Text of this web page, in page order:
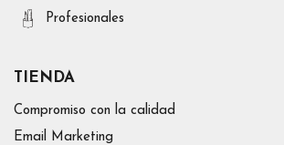
Profesionales
TIENDA
Compromiso con la calidad
Email Marketing